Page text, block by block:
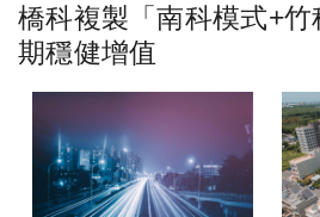
橋科複製「南科模式+
期穩健增值